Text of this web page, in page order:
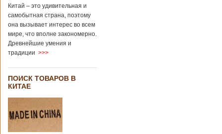
Китай – это удивительная и
самобытная страна, поэтому
она вызывает интерес во всем
мире, что вполне закономерно.
Древнейшие умения и
традиции >>>
ПОИСК ТОВАРОВ В
КИТАЕ